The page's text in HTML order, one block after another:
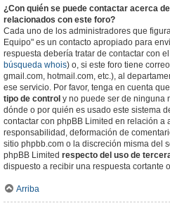
¿Con quién se puede contactar acerca
relacionados con este foro?
Cada uno de los administradores que
Equipo" es un contacto apropiado para
respuesta debería tratar de contactar con
búsqueda whois) o, si este foro tiene
gmail.com, hotmail.com, etc.), al
ese servicio. Por favor, tenga en cuenta
tipo de control y no puede ser de ninguna
dónde o por quién es usado este sistema
contactar con phpBB Limited en relación a
responsabilidad, deformación de
sitio phpbb.com o la discreción misma del
phpBB Limited respecto del uso de
dispuesto a recibir una respuesta cortante
Arriba